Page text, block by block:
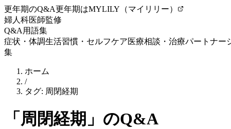
更年期のQ&A更年期はMYLILY（マイリリー）
婦人科医師監修
Q&A 用語集
症状・体調生活習慣・セルフケア医療相談・治療パートナー
集
ホーム
/
タグ: 周閉経期
「 周閉経期 」のQ&A